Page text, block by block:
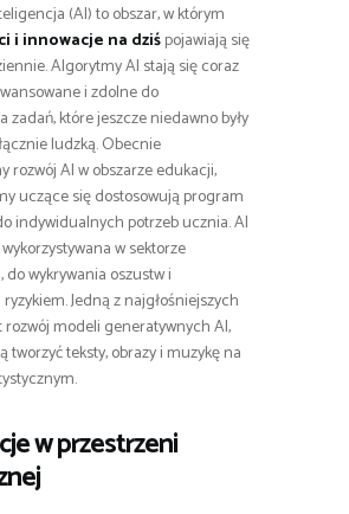
(AI) to obszar, w którym
i innowacje na dziśpojawiają się
Algorytmy AI stają się coraz
i zdolne do
zadań, które jeszcze niedawno były
ludzką. Obecnie
rozwój AI w obszarze edukacji,
uczące się dostosowują program
indywidualnych potrzeb ucznia. AI
w sektorze
wykrywania oszustw i
Jedną z najgłośniejszych
rozwój modeli generatywnych AI,
tworzyć teksty, obrazy i muzykę na
w przestrzeni